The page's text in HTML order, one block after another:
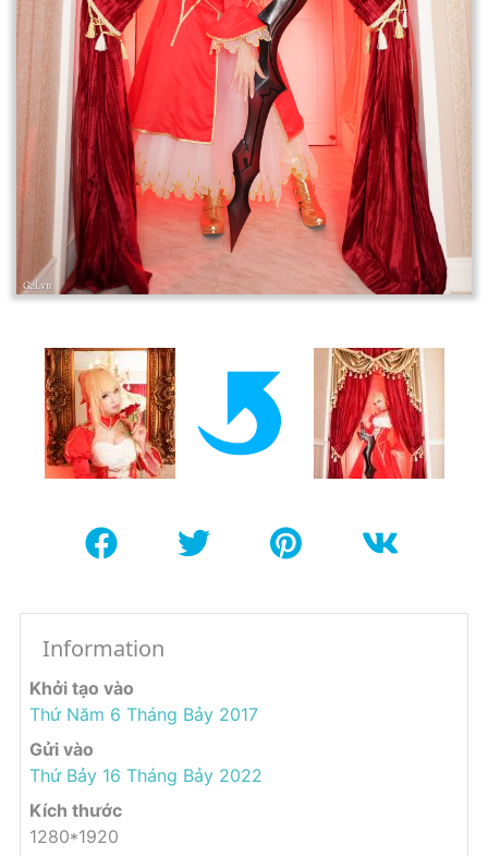
Information
Khởi tạo vào
Thứ Năm 6 Tháng Bảy 2017
Gửi vào
Thứ Bảy 16 Tháng Bảy 2022
Kích thước
1280*1920